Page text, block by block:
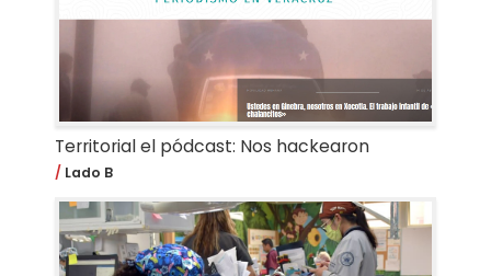
Territorial el pódcast: Nos hackearon
Lado B